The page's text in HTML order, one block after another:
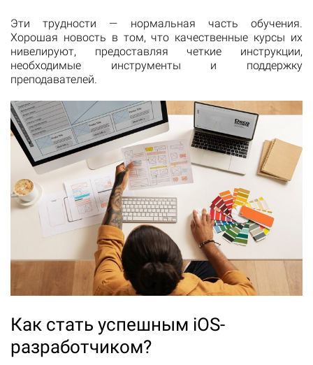
Эти трудности — нормальная часть обучения.
Хорошая новость в том, что качественные курсы их
нивелируют, предоставляя четкие инструкции,
необходимые инструменты и поддержку
преподавателей.
Как стать успешным iOS-
разработчиком?